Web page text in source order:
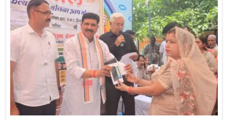
संस्कृति\धर्म
मनोरंजन
स्वास्थ्य\लाइफस्टाइल
जुर्म
विशेष स्टोरी
अजब गजब